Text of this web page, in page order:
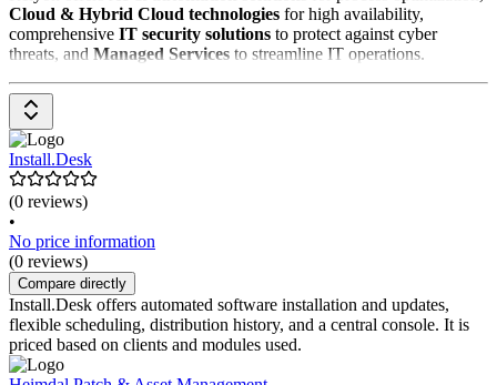
Cloud & Hybrid Cloud technologies for high availability,
comprehensive IT security solutions to protect against cyber
threats, and Managed Services to streamline IT operations.
Install.Desk
(0 reviews)
•
No price information
(0 reviews)
Compare directly
Install.Desk offers automated software installation and updates,
flexible scheduling, distribution history, and a central console. It is
priced based on clients and modules used.